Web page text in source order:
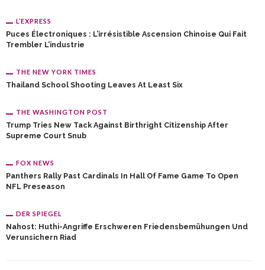
L’EXPRESS
Puces Électroniques : L’irrésistible Ascension Chinoise Qui Fait
Trembler L’industrie
THE NEW YORK TIMES
Thailand School Shooting Leaves At Least Six
THE WASHINGTON POST
Trump Tries New Tack Against Birthright Citizenship After
Supreme Court Snub
FOX NEWS
Panthers Rally Past Cardinals In Hall Of Fame Game To Open
NFL Preseason
DER SPIEGEL
Nahost: Huthi-Angriffe Erschweren Friedensbemühungen Und
Verunsichern Riad